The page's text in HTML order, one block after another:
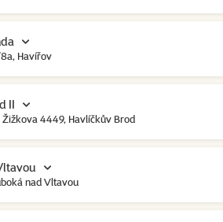
Havířov
II
Žižkova 4449, Havlíčkův Brod
nad Vltavou